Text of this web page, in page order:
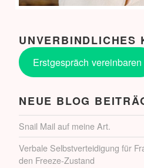
UNVERBINDLICHES
Erstgespräch vereinbaren
NEUE BLOG
Snail Mail auf meine Art.
Verbale Selbstverteidigung für
den Freeze-Zustand